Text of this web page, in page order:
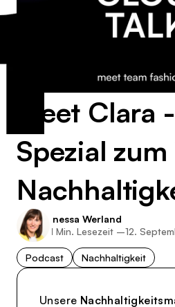
Meet Clara
Spezial
Inessa Werland
1 Min. Lesezeit –12.
Podcast Nachhaltigkeit
Unsere